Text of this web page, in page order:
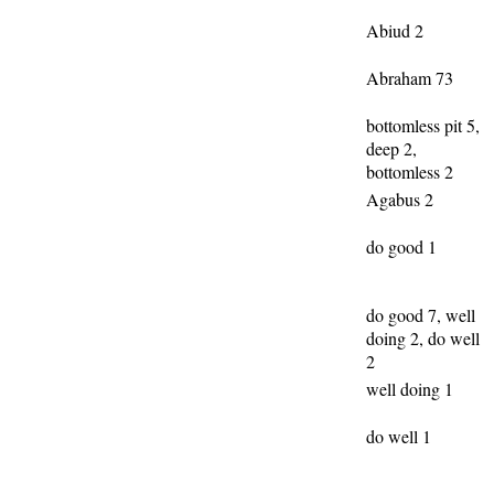
Abiud 2
Abraham 73
bottomless pit 5,
deep 2,
bottomless 2
Agabus 2
do good 1
do good 7, well
doing 2, do well
2
well doing 1
do well 1